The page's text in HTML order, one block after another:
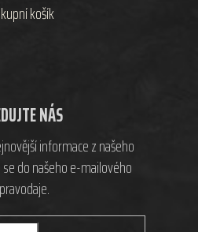
košík
NÁS
informace z našeho
do našeho e-mailového